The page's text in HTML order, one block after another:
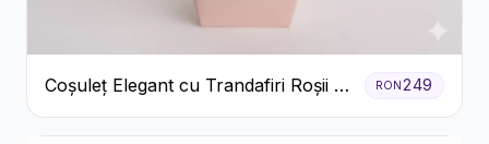
Coșuleț Elegant cu Trandafiri Roșii și
Lisianthus Alb
RON249